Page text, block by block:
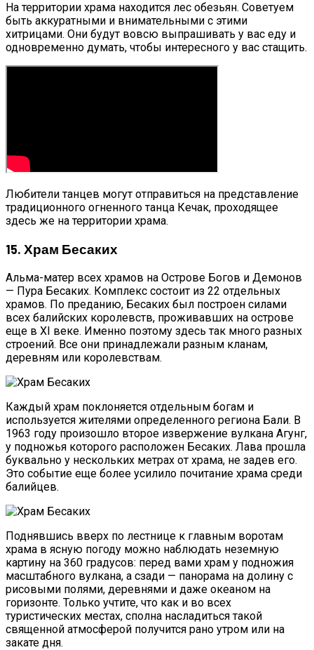
На территории храма находится лес обезьян. Советуем
быть аккуратными и внимательными с этими
хитрицами. Они будут вовсю выпрашивать у вас еду и
одновременно думать, чтобы интересного у вас стащить.
Любители танцев могут отправиться на представление
традиционного огненного танца Кечак, проходящее
здесь же на территории храма.
15. Храм Бесаких
Альма-матер всех храмов на Острове Богов и Демонов
— Пура Бесаких. Комплекс состоит из 22 отдельных
храмов. По преданию, Бесаких был построен силами
всех балийских королевств, проживавших на острове
еще в XI веке. Именно поэтому здесь так много разных
строений. Все они принадлежали разным кланам,
деревням или королевствам.
Каждый храм поклоняется отдельным богам и
используется жителями определенного региона Бали. В
1963 году произошло второе извержение вулкана Агунг,
у подножья которого расположен Бесаких. Лава прошла
буквально у нескольких метрах от храма, не задев его.
Это событие еще более усилило почитание храма среди
балийцев.
Поднявшись вверх по лестнице к главным воротам
храма в ясную погоду можно наблюдать неземную
картину на 360 градусов: перед вами храм у подножия
масштабного вулкана, а сзади — панорама на долину с
рисовыми полями, деревнями и даже океаном на
горизонте. Только учтите, что как и во всех
туристических местах, сполна насладиться такой
священной атмосферой получится рано утром или на
закате дня.